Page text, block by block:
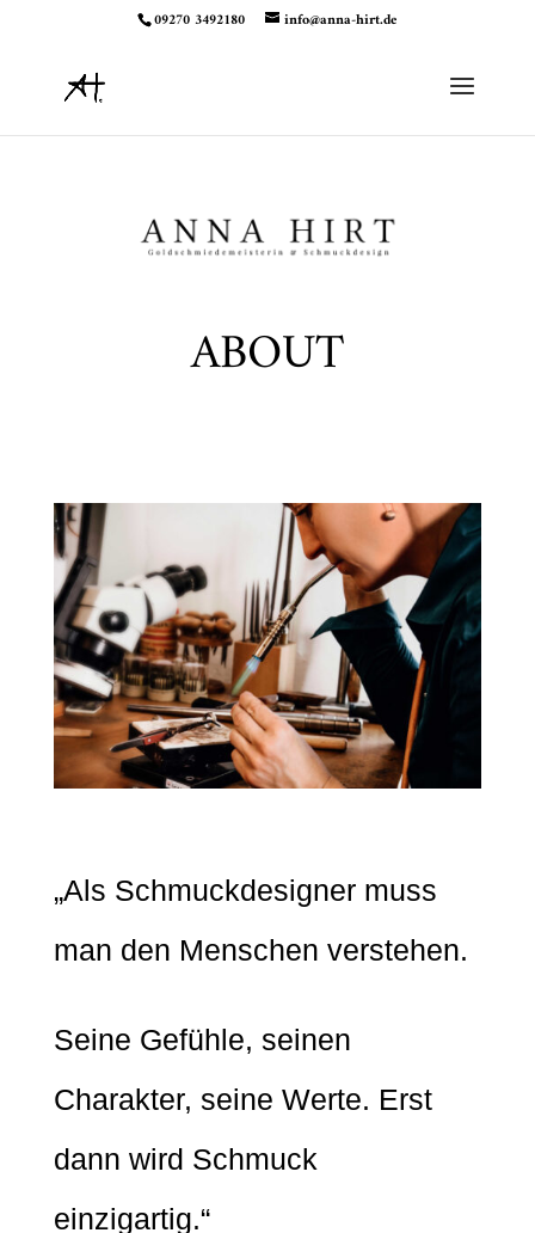
09270 3492180 info@anna-hirt.de
ABOUT
„Als Schmuckdesigner muss
man den Menschen verstehen.
Seine Gefühle, seinen
Charakter, seine Werte. Erst
dann wird Schmuck
einzigartig.“